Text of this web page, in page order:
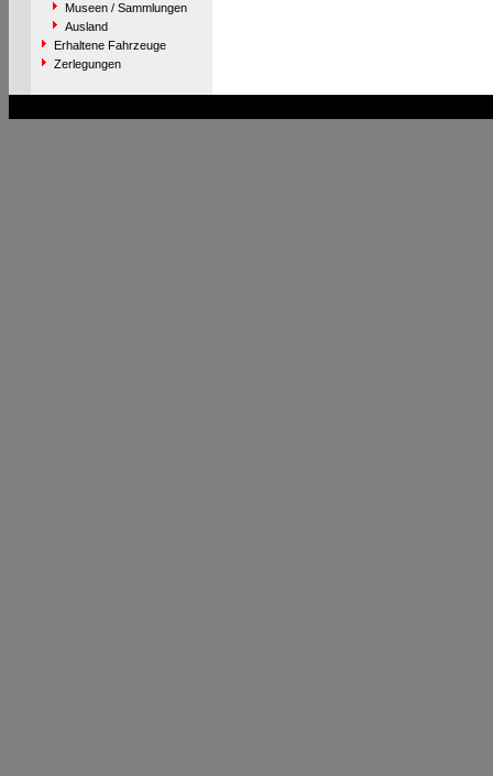
Museen / Sammlungen
Ausland
Erhaltene Fahrzeuge
Zerlegungen